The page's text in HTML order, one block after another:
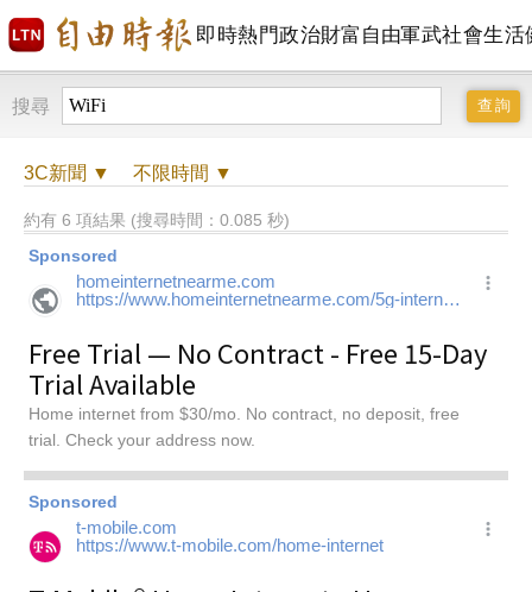
即時熱門政治財富自由軍武社會生活
搜尋
3C新聞 ▼ 不限時間 ▼
約有 6 項結果 (搜尋時間：0.085 秒)